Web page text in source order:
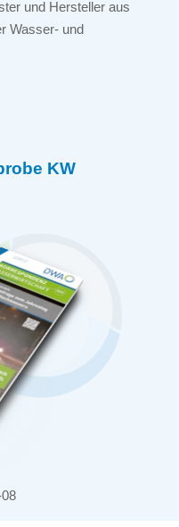
und Hersteller aus
Wasser- und
KW